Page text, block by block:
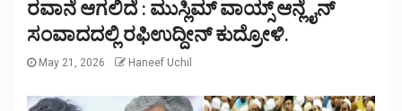
ರವಾನೆ ಆಗಲಿದೆ : ಮುಸ್ಲಿಮ್ ವಾಯ್ಸ್ ಆನ್ಲೈನ್
ಸಂವಾದದಲ್ಲಿ ರಫಿಉದ್ದೀನ್ ಕುದ್ರೋಳಿ.
May 21, 2026 Haneef Uchil